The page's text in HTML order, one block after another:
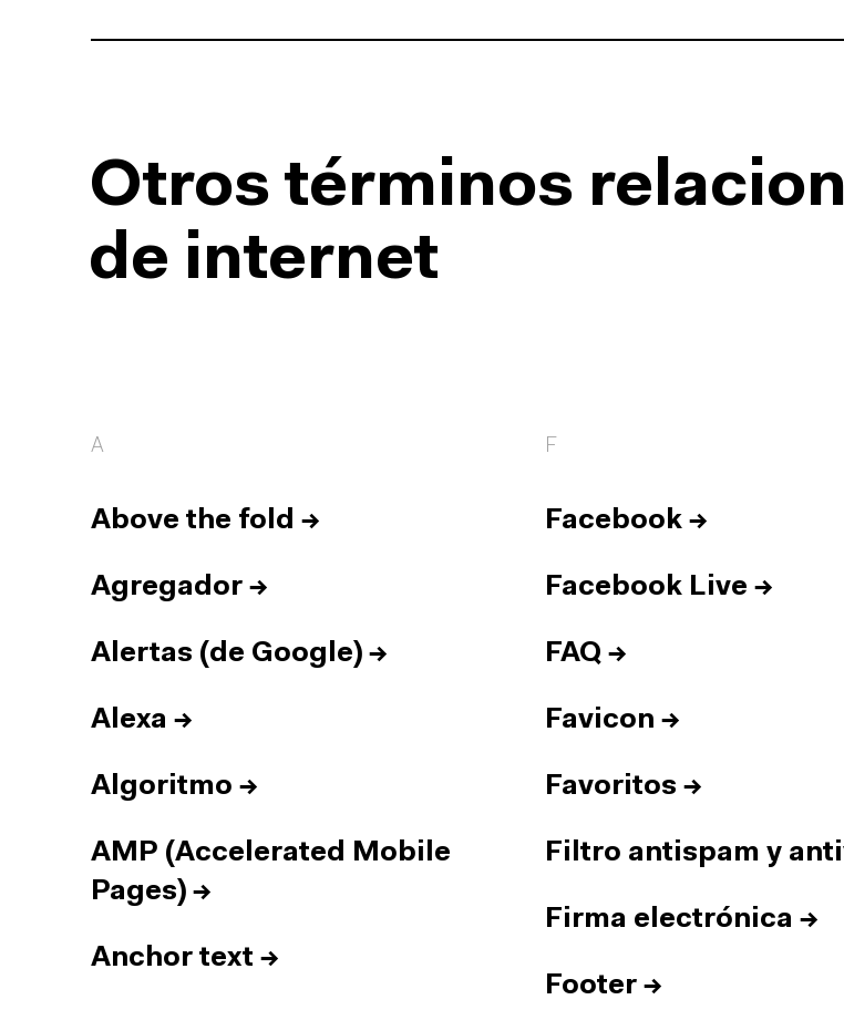
Otros términos
de internet
A
Above the fold →
Agregador →
Alertas (de Google) →
Alexa →
Algoritmo →
AMP (Accelerated Mobile
Pages) →
Anchor text →
F
Facebook →
Facebook Live →
FAQ →
Favicon →
Favoritos →
Filtro antispam y
Firma electrónica →
Footer →